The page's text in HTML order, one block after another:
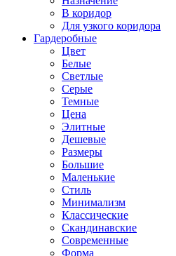
В коридор
Для узкого коридора
Гардеробные
Цвет
Белые
Светлые
Серые
Темные
Цена
Элитные
Дешевые
Размеры
Большие
Маленькие
Стиль
Минимализм
Классические
Скандинавские
Современные
Форма